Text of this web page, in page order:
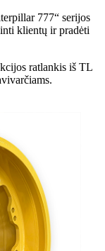
777“ serijos
klientų ir pradėti
ratlankis iš TL